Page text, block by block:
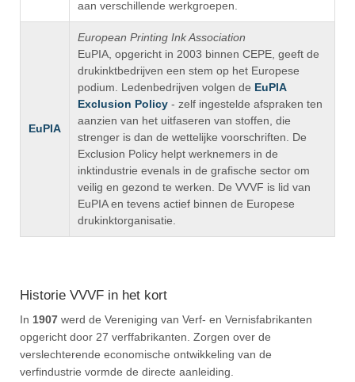
aan verschillende werkgroepen.
EuPIA
European Printing Ink Association
EuPIA, opgericht in 2003 binnen CEPE, geeft de
drukinktbedrijven een stem op het Europese
podium. Ledenbedrijven volgen de EuPIA
Exclusion Policy - zelf ingestelde afspraken ten
aanzien van het uitfaseren van stoffen, die
strenger is dan de wettelijke voorschriften. De
Exclusion Policy helpt werknemers in de
inktindustrie evenals in de grafische sector om
veilig en gezond te werken. De VVVF is lid van
EuPIA en tevens actief binnen de Europese
drukinktorganisatie.
Historie VVVF in het kort
In 1907 werd de Vereniging van Verf- en Vernisfabrikanten
opgericht door 27 verffabrikanten. Zorgen over de
verslechterende economische ontwikkeling van de
verfindustrie vormde de directe aanleiding.